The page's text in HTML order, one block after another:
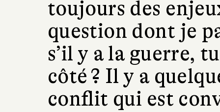
toujours des
question dont je
s’il y a la guerre,
côté ? Il y a
conflit qui est